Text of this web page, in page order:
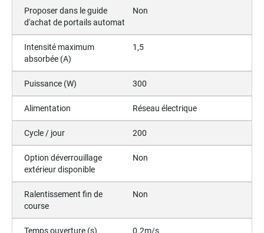
Proposer dans le guide
d'achat de portails automat
Non
Intensité maximum
absorbée (A)
1,5
Puissance (W) 300
Alimentation Réseau électrique
Cycle / jour 200
Option déverrouillage
extérieur disponible
Non
Ralentissement fin de
course
Non
Temps ouverture (s) 0.2m/s